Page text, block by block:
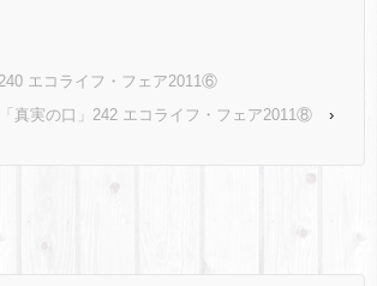
240 エコライフ・フェア2011⑥
「真実の口」242 エコライフ・フェア2011⑧
›